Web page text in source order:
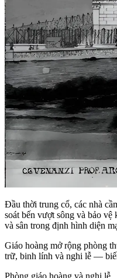
Đầu thời trung cổ, các nhà
soát bến vượt sông và bảo
và sân trong định hình diện
Giáo hoàng mở rộng phòng
trữ, binh lính và nghi lễ —
Phòng giáo hoàng và nghi lễ